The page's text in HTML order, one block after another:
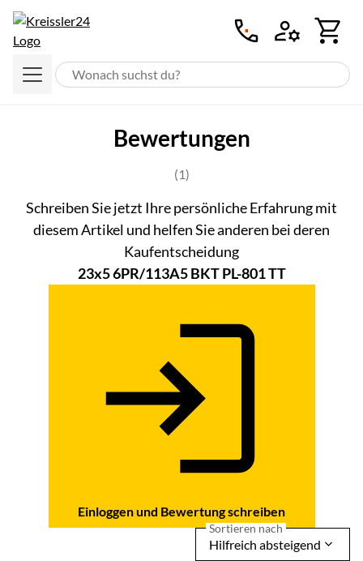
Bewertungen
Bewertung: 5 von 5 (1
(1)
Schreiben Sie jetzt Ihre persönliche Erfahrung mit
diesem Artikel und helfen Sie anderen bei deren
Kaufentscheidung
23x5 6PR/113A5 BKT PL-801 TT
Einloggen und Bewertung schreiben
Sortieren nach
Hilfreich absteigend